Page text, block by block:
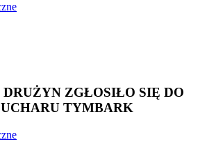
DRUŻYN ZGŁOSIŁO SIĘ DO
TYMBARK